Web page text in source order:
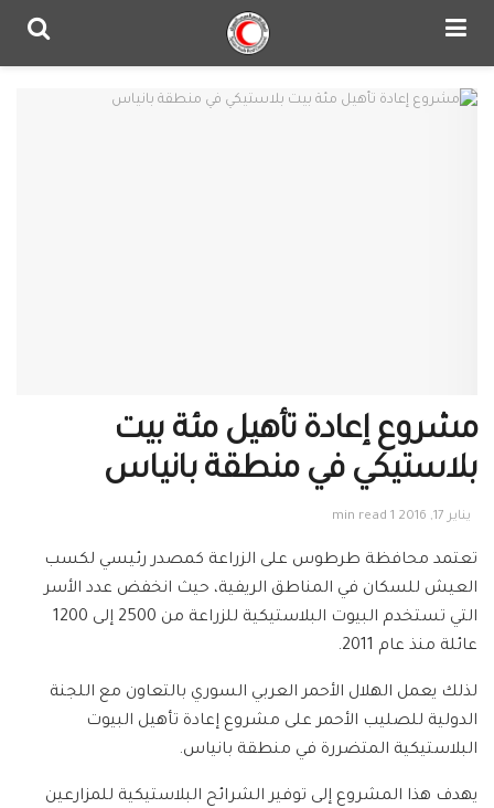
مشروع إعادة تأهيل مئة بيت
بلاستيكي في منطقة بانياس
يناير 17, 2016 1 min read
تعتمد محافظة طرطوس على الزراعة كمصدر رئيسي لكسب
العيش للسكان في المناطق الريفية، حيث انخفض عدد الأسر
التي تستخدم البيوت البلاستيكية للزراعة من 2500 إلى 1200
عائلة منذ عام 2011.
لذلك يعمل الهلال الأحمر العربي السوري بالتعاون مع اللجنة
الدولية للصليب الأحمر على مشروع إعادة تأهيل البيوت
البلاستيكية المتضررة في منطقة بانياس.
يهدف هذا المشروع إلى توفير الشرائح البلاستيكية للمزارعين